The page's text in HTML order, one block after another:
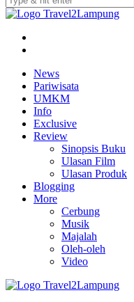
News
Pariwisata
UMKM
Info
Exclusive
Review
Sinopsis Buku
Ulasan Film
Ulasan Produk
Blogging
More
Cerbung
Musik
Majalah
Oleh-oleh
Video